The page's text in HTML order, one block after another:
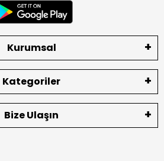
Kurumsal
Kategoriler
Bize Ulaşın